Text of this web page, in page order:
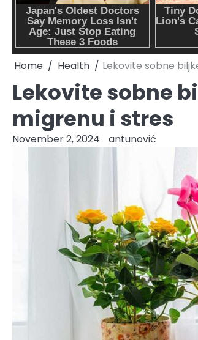
Home Health Lekovite sobne
Lekovite sobne
migrenu i stres
November 2, 2024 antunović